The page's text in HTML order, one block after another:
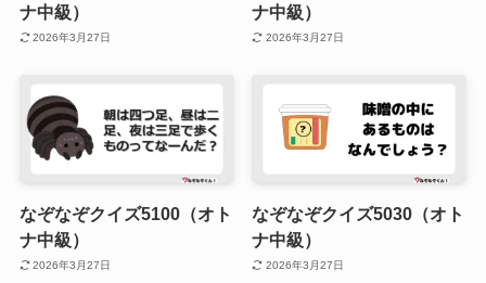
ナ中級）
2026年3月27日
ナ中級）
2026年3月27日
なぞなぞクイズ5100（オト
ナ中級）
2026年3月27日
なぞなぞクイズ5030（オト
ナ中級）
2026年3月27日